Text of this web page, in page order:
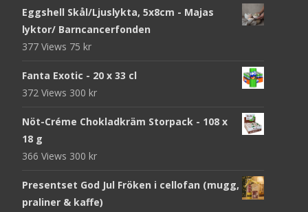
Eggshell Skål/Ljuslykta, 5x8cm - Majas
lyktor/ Barncancerfonden
377 Views 75 kr
Fanta Exotic - 20 x 33 cl
372 Views 300 kr
Nöt-Créme Chokladkräm Storpack - 108 x
18 g
366 Views 300 kr
Presentset God Jul Fröken i cellofan (mugg,
praliner & kaffe)